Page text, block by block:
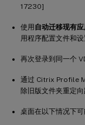
17230]
使用自动迁移现有
用程序配置文件和
再次登录到同一个
通过 Citrix Profile
除旧版文件夹重定
桌面在以下情况下可